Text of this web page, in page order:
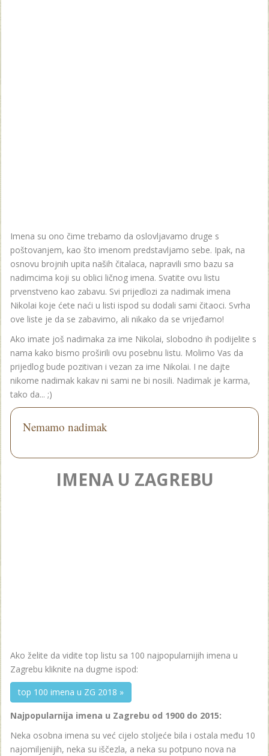
Imena su ono čime trebamo da oslovljavamo druge s
poštovanjem, kao što imenom predstavljamo sebe. Ipak, na
osnovu brojnih upita naših čitalaca, napravili smo bazu sa
nadimcima koji su oblici ličnog imena. Svatite ovu listu
prvenstveno kao zabavu. Svi prijedlozi za nadimak imena
Nikolai koje ćete naći u listi ispod su dodali sami čitaoci. Svrha
ove liste je da se zabavimo, ali nikako da se vrijeđamo!
Ako imate još nadimaka za ime Nikolai, slobodno ih podijelite s
nama kako bismo proširili ovu posebnu listu. Molimo Vas da
prijedlog bude pozitivan i vezan za ime Nikolai. I ne dajte
nikome nadimak kakav ni sami ne bi nosili. Nadimak je karma,
tako da... ;)
Nemamo nadimak
IMENA U ZAGREBU
Ako želite da vidite top listu sa 100 najpopularnijih imena u
Zagrebu kliknite na dugme ispod:
top 100 imena u ZG 2018 »
Najpopularnija imena u Zagrebu od 1900 do 2015:
Neka osobna imena su već cijelo stoljeće bila i ostala među 10
najomiljenijih, neka su iščezla, a neka su potpuno nova na